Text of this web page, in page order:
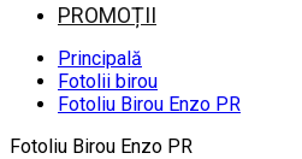
PROMOȚII
Principală
Fotolii birou
Fotoliu Birou Enzo PR
Fotoliu Birou Enzo PR